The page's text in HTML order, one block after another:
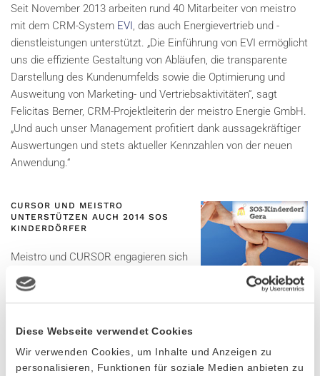
Diese Webseite verwendet Cookies
Wir verwenden Cookies, um Inhalte und Anzeigen zu
personalisieren, Funktionen für soziale Medien anbieten zu
Seit November 2013 arbeiten rund 40 Mitarbeiter von meistro
mit dem CRM-System EVI, das auch Energievertrieb und -
dienstleistungen unterstützt. „Die Einführung von EVI ermöglicht
uns die effiziente Gestaltung von Abläufen, die transparente
Darstellung des Kundenumfelds sowie die Optimierung und
Ausweitung von Marketing- und Vertriebsaktivitäten“, sagt
Felicitas Berner, CRM-Projektleiterin der meistro Energie GmbH.
„Und auch unser Management profitiert dank aussagekräftiger
Auswertungen und stets aktueller Kennzahlen von der neuen
Anwendung.“
CURSOR UND MEISTRO
UNTERSTÜTZEN AUCH 2014 SOS
KINDERDÖRFER
Meistro und CURSOR engagieren sich
2014 zum zweiten Mal im Rahmen einer
Strompatenschaft gemeinsam für SOS
Strompatenschaft wurde von meistro ins Leben gerufen, um
sauberem Strom zu versorgen. Durch die Strompatenschaft